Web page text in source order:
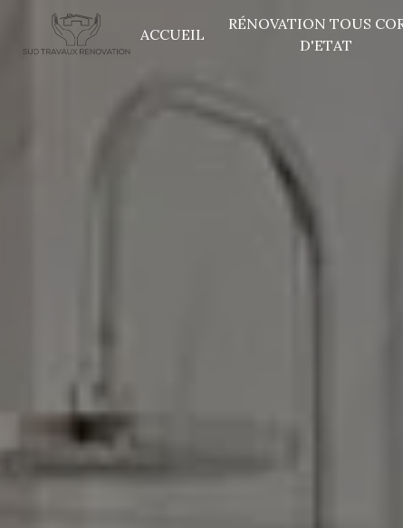
ACCUEIL
RÉNOVATION TOUS
D'ETAT
Panneau de gestion des cookies